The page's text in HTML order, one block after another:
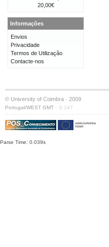
20,00€
Informações
Envios
Privacidade
Termos de Utilização
Contacte-nos
© University of Coimbra · 2009
Portugal/WEST GMT · S:147
Parse Time: 0.039s